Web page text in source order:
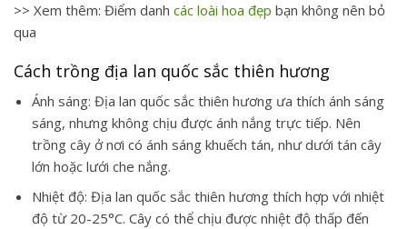
>> Xem thêm: Điểm danh các loài hoa đẹp bạn không nên bỏ
qua
Cách trồng địa lan quốc sắc thiên hương
Ánh sáng: Địa lan quốc sắc thiên hương ưa thích ánh sáng
sáng, nhưng không chịu được ánh nắng trực tiếp. Nên
trồng cây ở nơi có ánh sáng khuếch tán, như dưới tán cây
lớn hoặc lưới che nắng.
Nhiệt độ: Địa lan quốc sắc thiên hương thích hợp với nhiệt
độ từ 20-25°C. Cây có thể chịu được nhiệt độ thấp đến